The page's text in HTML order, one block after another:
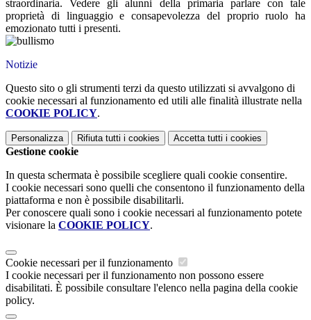
straordinaria. Vedere gli alunni della primaria parlare con tale
proprietà di linguaggio e consapevolezza del proprio ruolo ha
emozionato tutti i presenti.
Notizie
Questo sito o gli strumenti terzi da questo utilizzati si avvalgono di
cookie necessari al funzionamento ed utili alle finalità illustrate nella
COOKIE POLICY.
Personalizza Rifiuta tutti i cookies Accetta tutti i cookies
Gestione cookie
In questa schermata è possibile scegliere quali cookie consentire.
I cookie necessari sono quelli che consentono il funzionamento della
piattaforma e non è possibile disabilitarli.
Per conoscere quali sono i cookie necessari al funzionamento potete
visionare la COOKIE POLICY.
Cookie necessari per il funzionamento
I cookie necessari per il funzionamento non possono essere
disabilitati. È possibile consultare l'elenco nella pagina della cookie
policy.